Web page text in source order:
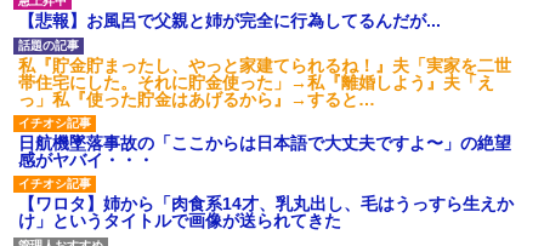
【悲報】お風呂で父親と姉が完全に行為してるんだが...
私『貯金貯まったし、やっと家建てられるね！』夫「実家を二世
帯住宅にした。それに貯金使った」→私『離婚しよう』夫「え
っ」私『使った貯金はあげるから』→すると…
日航機墜落事故の「ここからは日本語で大丈夫ですよ〜」の絶望
感がヤバイ・・・
【ワロタ】姉から「肉食系14才、乳丸出し、毛はうっすら生えか
け」というタイトルで画像が送られてきた